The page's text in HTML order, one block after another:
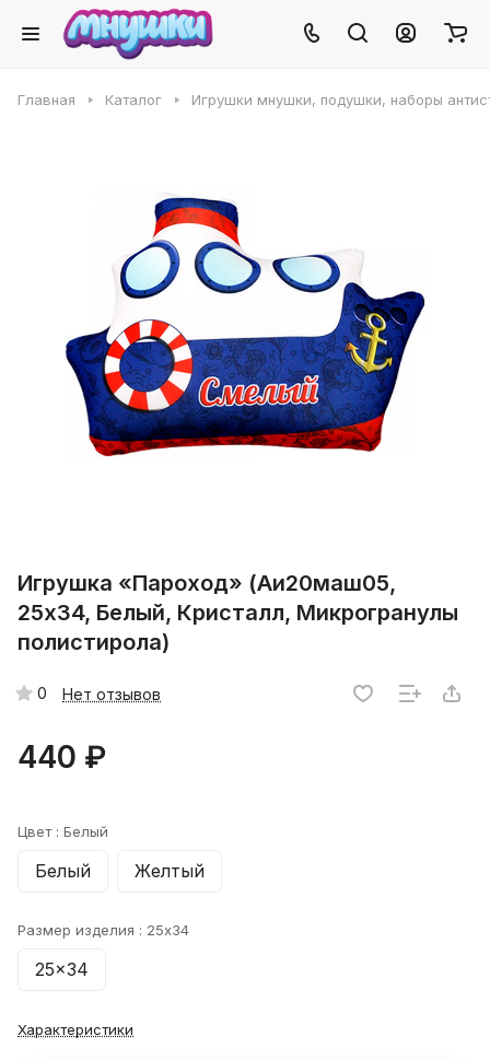
Главная Каталог Игрушки мнушки, подушки, наборы
Игрушка «Пароход» (Аи20маш05,
25х34, Белый, Кристалл, Микрогранулы
полистирола)
0 Нет отзывов
440 ₽
Цвет : Белый
Белый Желтый
Размер изделия : 25x34
25x34
Характеристики